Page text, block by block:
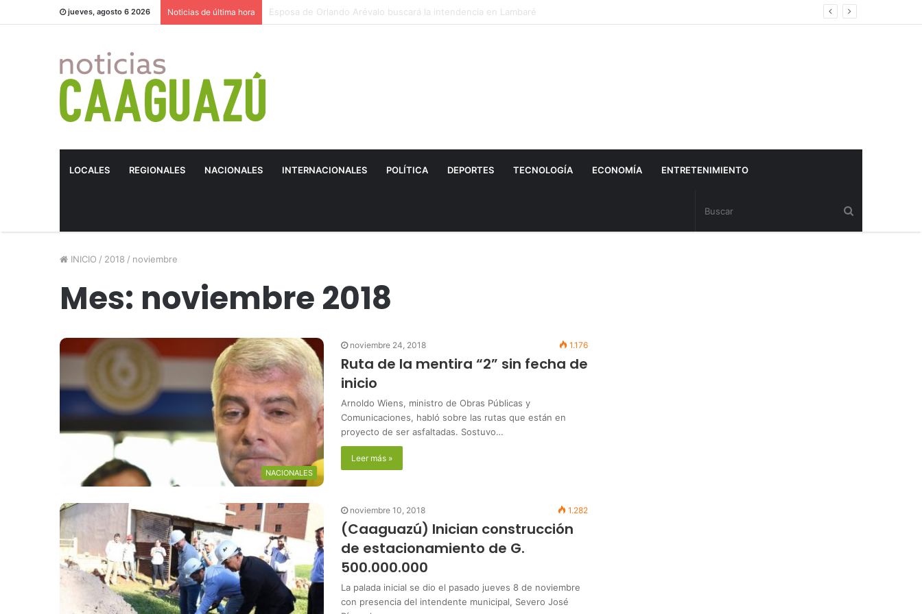
jueves, agosto 6 2026 Noticias de última hora ¡Es HOY! La final del Nacional B
LOCALES REGIONALES NACIONALES INTERNACIONALES POLÍTICA DEPORTES TECNOLOGÍA ECONOMÍA ENTRETENIMIENTO
INICIO / 2018 / noviembre
Mes: noviembre 2018
NACIONALES
noviembre 24, 2018 1.176
Ruta de la mentira “2” sin fecha de
inicio
Arnoldo Wiens, ministro de Obras Públicas y
Comunicaciones, habló sobre las rutas que están en
proyecto de ser asfaltadas. Sostuvo…
Leer más »
noviembre 10, 2018 1.282
(Caaguazú) Inician construcción
de estacionamiento de G.
500.000.000
La palada inicial se dio el pasado jueves 8 de noviembre
con presencia del intendente municipal, Severo José